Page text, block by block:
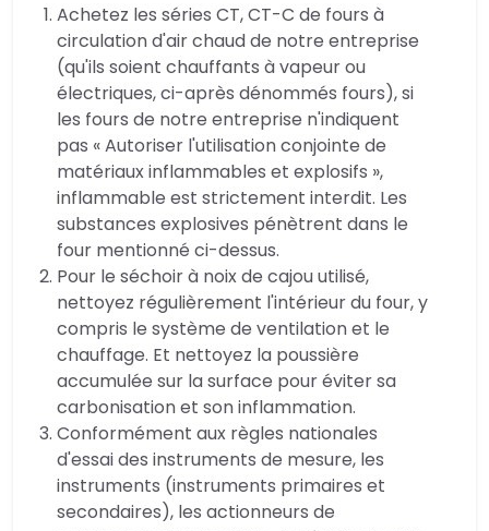
Achetez les séries CT, CT-C de fours à
circulation d'air chaud de notre entreprise
(qu'ils soient chauffants à vapeur ou
électriques, ci-après dénommés fours), si
les fours de notre entreprise n'indiquent
pas « Autoriser l'utilisation conjointe de
matériaux inflammables et explosifs »,
inflammable est strictement interdit. Les
substances explosives pénètrent dans le
four mentionné ci-dessus.
Pour le séchoir à noix de cajou utilisé,
nettoyez régulièrement l'intérieur du four, y
compris le système de ventilation et le
chauffage. Et nettoyez la poussière
accumulée sur la surface pour éviter sa
carbonisation et son inflammation.
Conformément aux règles nationales
d'essai des instruments de mesure, les
instruments (instruments primaires et
secondaires), les actionneurs de